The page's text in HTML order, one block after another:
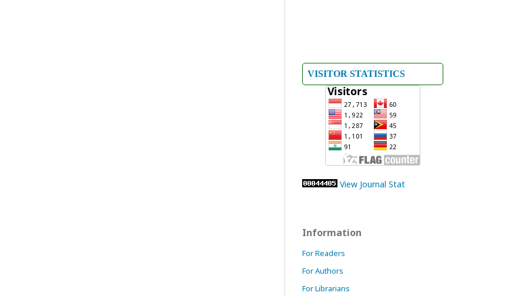
VISITOR STATISTICS
View Journal Stat
Information
For Readers
For Authors
For Librarians